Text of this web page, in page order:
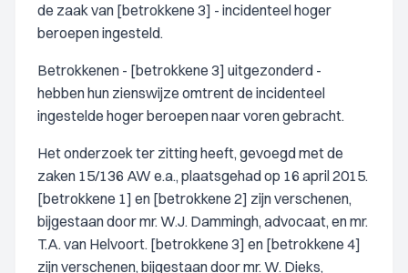
de zaak van [betrokkene 3] - incidenteel hoger
beroepen ingesteld.
Betrokkenen - [betrokkene 3] uitgezonderd -
hebben hun zienswijze omtrent de incidenteel
ingestelde hoger beroepen naar voren gebracht.
Het onderzoek ter zitting heeft, gevoegd met de
zaken 15/136 AW e.a., plaatsgehad op 16 april 2015.
[betrokkene 1] en [betrokkene 2] zijn verschenen,
bijgestaan door mr. W.J. Dammingh, advocaat, en mr.
T.A. van Helvoort. [betrokkene 3] en [betrokkene 4]
zijn verschenen, bijgestaan door mr. W. Dieks,